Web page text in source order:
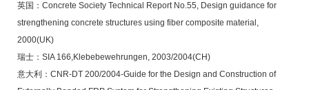
英国：Concrete Society Technical Report No.55, Design guidance for
strengthening concrete structures using fiber composite material,
2000(UK)
瑞士：SIA 166,Klebebewehrungen, 2003/2004(CH)
意大利：CNR-DT 200/2004-Guide for the Design and Construction of